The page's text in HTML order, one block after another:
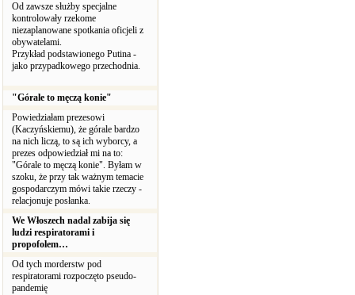
Od zawsze służby specjalne
kontrolowały rzekome
niezaplanowane spotkania oficjeli z
obywatelami.
Przykład podstawionego Putina -
jako przypadkowego przechodnia.
"Górale to męczą konie"
Powiedziałam prezesowi
(Kaczyńskiemu), że górale bardzo
na nich liczą, to są ich wyborcy, a
prezes odpowiedział mi na to:
"Górale to męczą konie". Byłam w
szoku, że przy tak ważnym temacie
gospodarczym mówi takie rzeczy -
relacjonuje posłanka.
We Włoszech nadal zabija się
ludzi respiratorami i
propofolem…
Od tych morderstw pod
respiratorami rozpoczęto pseudo-
pandemię